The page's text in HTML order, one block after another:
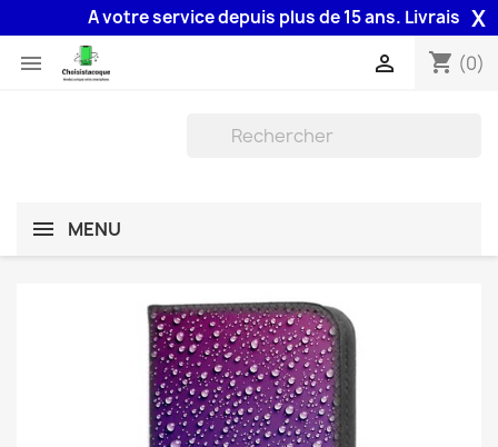
A votre service depuis plus de 15 ans. Livraison X
 shopping_cart (0)

MENU